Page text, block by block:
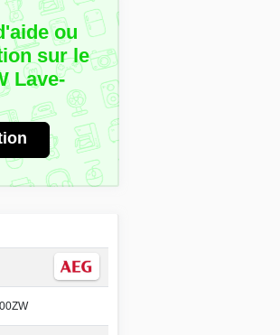
ou
sur le
Lave-